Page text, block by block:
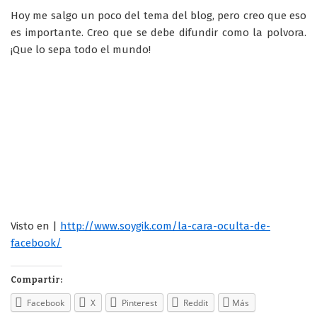
Donar
Licencia de contenido
Hoy me salgo un poco del tema del blog, pero creo que eso
es importante. Creo que se debe difundir como la polvora.
¡Que lo sepa todo el mundo!
Visto en | http://www.soygik.com/la-cara-oculta-de-
facebook/
Compartir:
Facebook X Pinterest Reddit Más